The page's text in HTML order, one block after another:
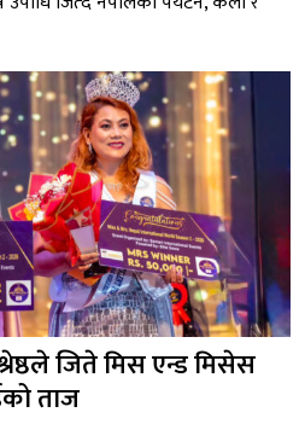
जिते मिस एन्ड मिसेस
ताज